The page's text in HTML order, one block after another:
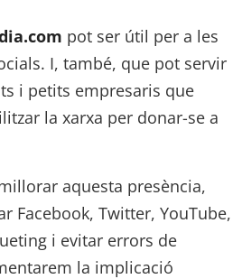
pot ser útil per a les
I, també, que pot servir
i petits empresaris que
la xarxa per donar-se a
aquesta presència,
Facebook, Twitter, YouTube,
i evitar errors de
la implicació